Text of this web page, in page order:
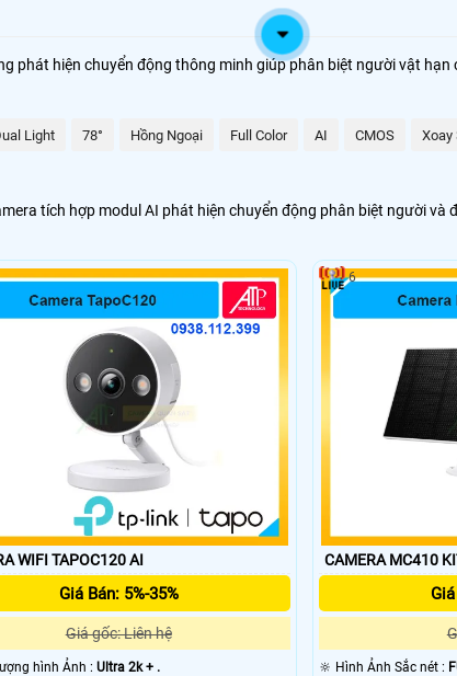
phát hiện chuyển động thông minh giúp phân biệt người vật
Light 78° Hồng Ngoại Full Color AI CMOS Xoay
tích hợp modul AI phát hiện chuyển động phân biệt người
CAMERA WIFI TAPOC120 AI
Giá Bán: 5%-35%
Giá gốc: Liên hệ
lượng hình Ảnh : Ultra 2k + .
🔆 Hình Ảnh Sắc nét :
6